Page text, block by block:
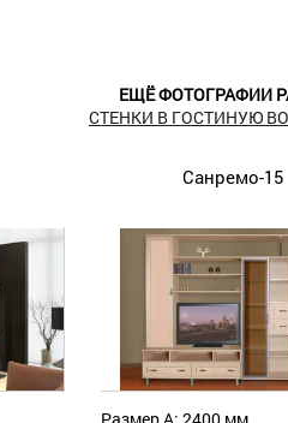
ЕЩЁ ФОТОГРАФИИ
СТЕНКИ В ГОСТИНУЮ
Санремо-15